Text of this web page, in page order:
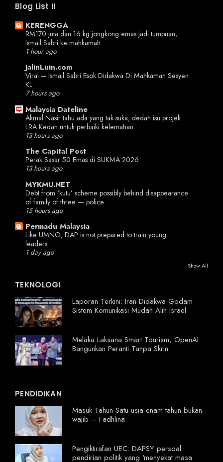
Blog List II
KERENGGA
RM170 juta dan 16 kg jongkong emas jadi tumpuan,
Ismail Sabri ke mahkamah
1 hour ago
JalinLuin.com
Viral – Ismail Sabri Esok Didakwa Di Mahkamah Sesyen
KL
7 hours ago
Malaysia Dateline
Akmal Nasir tahu ada yang tak suka, dedah isu projek
LRA Kedah untuk perbaiki kelemahan
13 hours ago
The Capital Post
Perak Sasar 50 Emas di SUKMA 2026
13 hours ago
MYKMU.NET
Debt from ‘kutu’ scheme possibly behind disappearance
of family of three — police
15 hours ago
Permadu Malaysia
Like UMNO, DAP is not prepared to train young
leaders
1 day ago
Show All
TEKNOLOGI
Laporan Terkini: Iran Didakwa Godam
Sistem Komunikasi Mudah Alih Israel
Melaka Laksana Smart Tourism, OpenAI
Bangunkan Peranti Tanpa Skrin
PENDIDIKAN
Masuk Tahun Satu usia enam tahun bukan
wajib – Fadhlina
Pengiktirafan UEC: DAPSY persoal
pendirian politik yang ‘menyekat masa